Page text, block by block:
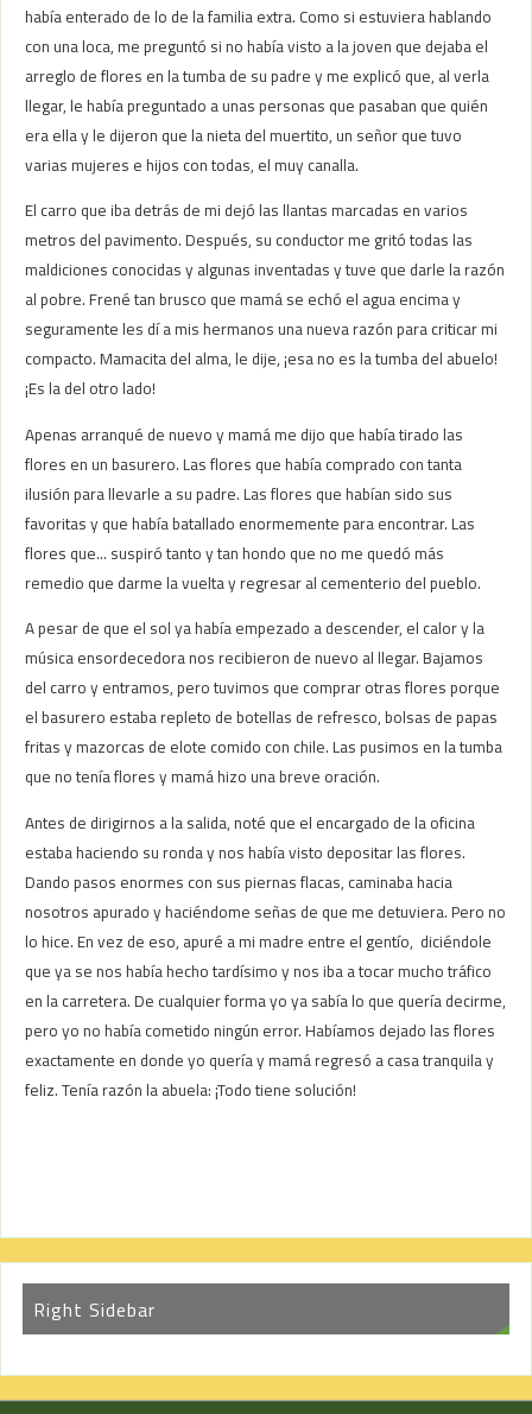
había enterado de lo de la familia extra. Como si estuviera hablando
con una loca, me preguntó si no había visto a la joven que dejaba el
arreglo de flores en la tumba de su padre y me explicó que, al verla
llegar, le había preguntado a unas personas que pasaban que quién
era ella y le dijeron que la nieta del muertito, un señor que tuvo
varias mujeres e hijos con todas, el muy canalla.
El carro que iba detrás de mi dejó las llantas marcadas en varios
metros del pavimento. Después, su conductor me gritó todas las
maldiciones conocidas y algunas inventadas y tuve que darle la razón
al pobre. Frené tan brusco que mamá se echó el agua encima y
seguramente les dí a mis hermanos una nueva razón para criticar mi
compacto. Mamacita del alma, le dije, ¡esa no es la tumba del abuelo!
¡Es la del otro lado!
Apenas arranqué de nuevo y mamá me dijo que había tirado las
flores en un basurero. Las flores que había comprado con tanta
ilusión para llevarle a su padre. Las flores que habían sido sus
favoritas y que había batallado enormemente para encontrar. Las
flores que… suspiró tanto y tan hondo que no me quedó más
remedio que darme la vuelta y regresar al cementerio del pueblo.
A pesar de que el sol ya había empezado a descender, el calor y la
música ensordecedora nos recibieron de nuevo al llegar. Bajamos
del carro y entramos, pero tuvimos que comprar otras flores porque
el basurero estaba repleto de botellas de refresco, bolsas de papas
fritas y mazorcas de elote comido con chile. Las pusimos en la tumba
que no tenía flores y mamá hizo una breve oración.
Antes de dirigirnos a la salida, noté que el encargado de la oficina
estaba haciendo su ronda y nos había visto depositar las flores.
Dando pasos enormes con sus piernas flacas, caminaba hacia
nosotros apurado y haciéndome señas de que me detuviera. Pero no
lo hice. En vez de eso, apuré a mi madre entre el gentío, diciéndole
que ya se nos había hecho tardísimo y nos iba a tocar mucho tráfico
en la carretera. De cualquier forma yo ya sabía lo que quería decirme,
pero yo no había cometido ningún error. Habíamos dejado las flores
exactamente en donde yo quería y mamá regresó a casa tranquila y
feliz. Tenía razón la abuela: ¡Todo tiene solución!
Right Sidebar